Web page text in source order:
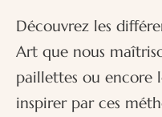
Découvrez les
Art que nous
paillettes ou encore
inspirer par ces